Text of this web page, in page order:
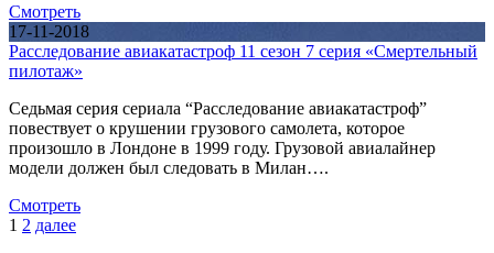
Смотреть
17-11-2018
Расследование авиакатастроф 11 сезон 7 серия «Смертельный
пилотаж»
Седьмая серия сериала “Расследование авиакатастроф”
повествует о крушении грузового самолета, которое
произошло в Лондоне в 1999 году. Грузовой авиалайнер
модели должен был следовать в Милан….
Смотреть
1 2 далее